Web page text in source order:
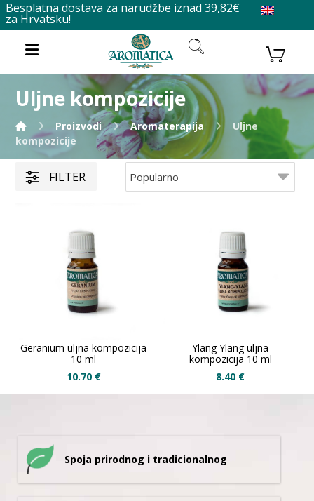
Besplatna dostava za narudžbe iznad 39,82€
za Hrvatsku!
Uljne kompozicije
Proizvodi Aromaterapija
Uljne
kompozicije
FILTER
Geranium uljna kompozicija
10 ml
10.70 €
Ylang Ylang uljna
kompozicija 10 ml
8.40 €
Spoja prirodnog i tradicionalnog